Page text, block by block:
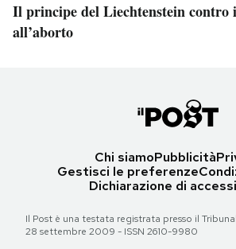
Il principe del Liechtenstein
all’aborto
Chi siamoPubblicità
Gestisci le preferenze
Dichiarazione di
Il Post è una testata registrata presso il
28 settembre 2009 - ISSN 2610-9980